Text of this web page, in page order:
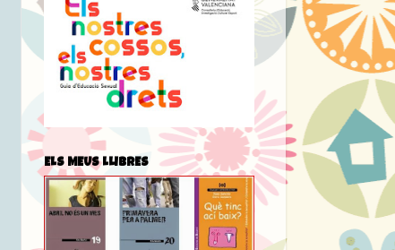
ELS MEUS LLIBRES